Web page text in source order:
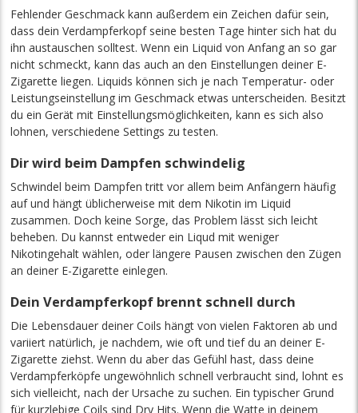
Fehlender Geschmack kann außerdem ein Zeichen dafür sein,
dass dein Verdampferkopf seine besten Tage hinter sich hat du
ihn austauschen solltest. Wenn ein Liquid von Anfang an so gar
nicht schmeckt, kann das auch an den Einstellungen deiner E-
Zigarette liegen. Liquids können sich je nach Temperatur- oder
Leistungseinstellung im Geschmack etwas unterscheiden. Besitzt
du ein Gerät mit Einstellungsmöglichkeiten, kann es sich also
lohnen, verschiedene Settings zu testen.
Dir wird beim Dampfen schwindelig
Schwindel beim Dampfen tritt vor allem beim Anfängern häufig
auf und hängt üblicherweise mit dem Nikotin im Liquid
zusammen. Doch keine Sorge, das Problem lässt sich leicht
beheben. Du kannst entweder ein Liqud mit weniger
Nikotingehalt wählen, oder längere Pausen zwischen den Zügen
an deiner E-Zigarette einlegen.
Dein Verdampferkopf brennt schnell durch
Die Lebensdauer deiner Coils hängt von vielen Faktoren ab und
variiert natürlich, je nachdem, wie oft und tief du an deiner E-
Zigarette ziehst. Wenn du aber das Gefühl hast, dass deine
Verdampferköpfe ungewöhnlich schnell verbraucht sind, lohnt es
sich vielleicht, nach der Ursache zu suchen. Ein typischer Grund
für kurzlebige Coils sind Dry Hits. Wenn die Watte in deinem